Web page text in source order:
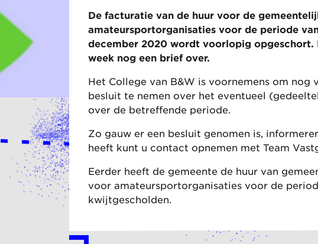
De facturatie van de huur voor de
amateursportorganisaties voor de periode
december 2020 wordt voorlopig opgeschort.
week nog een brief over.
Het College van B&W is voornemens om nog
besluit te nemen over het eventueel
over de betreffende periode.
Zo gauw er een besluit genomen is,
heeft kunt u contact opnemen met Team
Eerder heeft de gemeente de huur van
voor amateursportorganisaties voor de
kwijtgescholden.